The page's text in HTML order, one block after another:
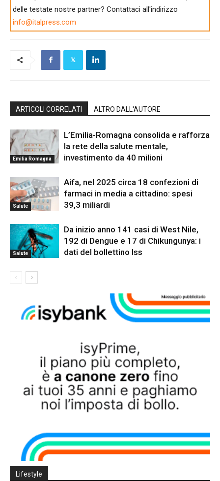
delle testate nostre partner? Contattaci all'indirizzo
info@italpress.com
ARTICOLI CORRELATI ALTRO DALL'AUTORE
Emilia Romagna
L’Emilia-Romagna consolida e rafforza
la rete della salute mentale,
investimento da 40 milioni
Salute
Aifa, nel 2025 circa 18 confezioni di
farmaci in media a cittadino: spesi
39,3 miliardi
Salute
Da inizio anno 141 casi di West Nile,
192 di Dengue e 17 di Chikungunya: i
dati del bollettino Iss
Lifestyle